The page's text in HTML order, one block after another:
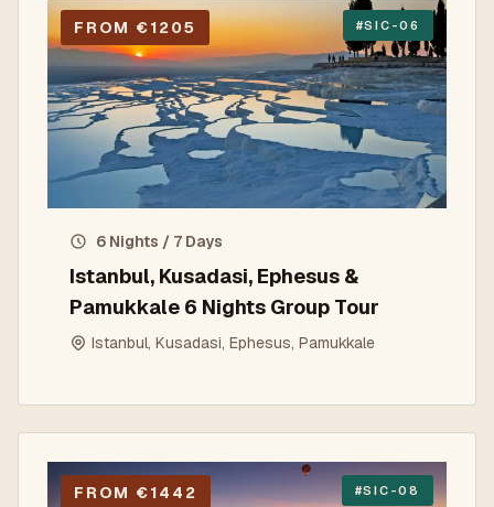
FROM €1205 #SIC-06
6 Nights / 7 Days
Istanbul, Kusadasi, Ephesus &
Pamukkale 6 Nights Group Tour
Istanbul, Kusadasi, Ephesus, Pamukkale
FROM €1442 #SIC-08